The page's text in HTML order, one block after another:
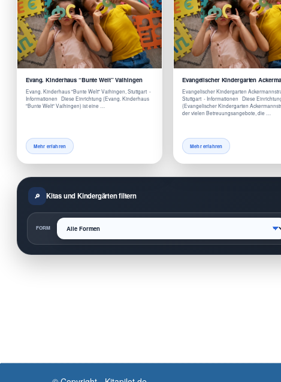
Evang. Kinderhaus “Bunte Welt” Vaihingen
Evang. Kinderhaus "Bunte Welt" Vaihingen, Stuttgart -
Informationen Diese Einrichtung (Evang. Kinderhaus
"Bunte Welt" Vaihingen) ist eine …
Mehr erfahren
Evangelischer Kindergarten
Evangelischer Kindergarten
Stuttgart - Informationen Diese
(Evangelischer Kindergarten
der vielen Betreuungsangebote, die …
Mehr erfahren
Kitas und Kindergärten filtern
FORM